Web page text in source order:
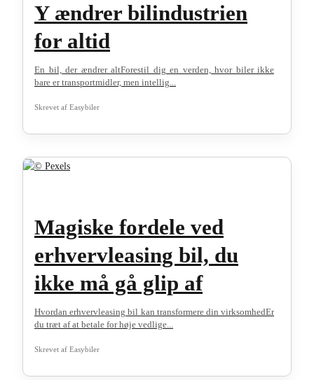
Y ændrer bilindustrien
for altid
En bil, der ændrer altForestil dig en verden, hvor biler ikke
bare er transportmidler, men intellig...
Skrevet af Easybiler
Magiske fordele ved
erhvervleasing bil, du
ikke må gå glip af
Hvordan erhvervleasing bil kan transformere din virksomhedEr
du træt af at betale for høje vedlige...
Skrevet af Easybiler